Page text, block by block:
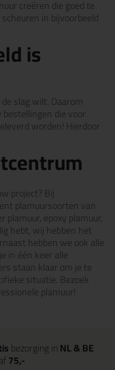
creëren die goed te
in bijvoorbeeld
is
slag wilt. Daarom
die voor
worden! Hierdoor
project? Bij
plamuursoorten van
epoxy plamuur,
hebt, wij hebben het
hebben we ook alle
in één keer alle
staan klaar om je te
situatie. Bezoek
plamuur!
bezorging inNL & BE
75,-